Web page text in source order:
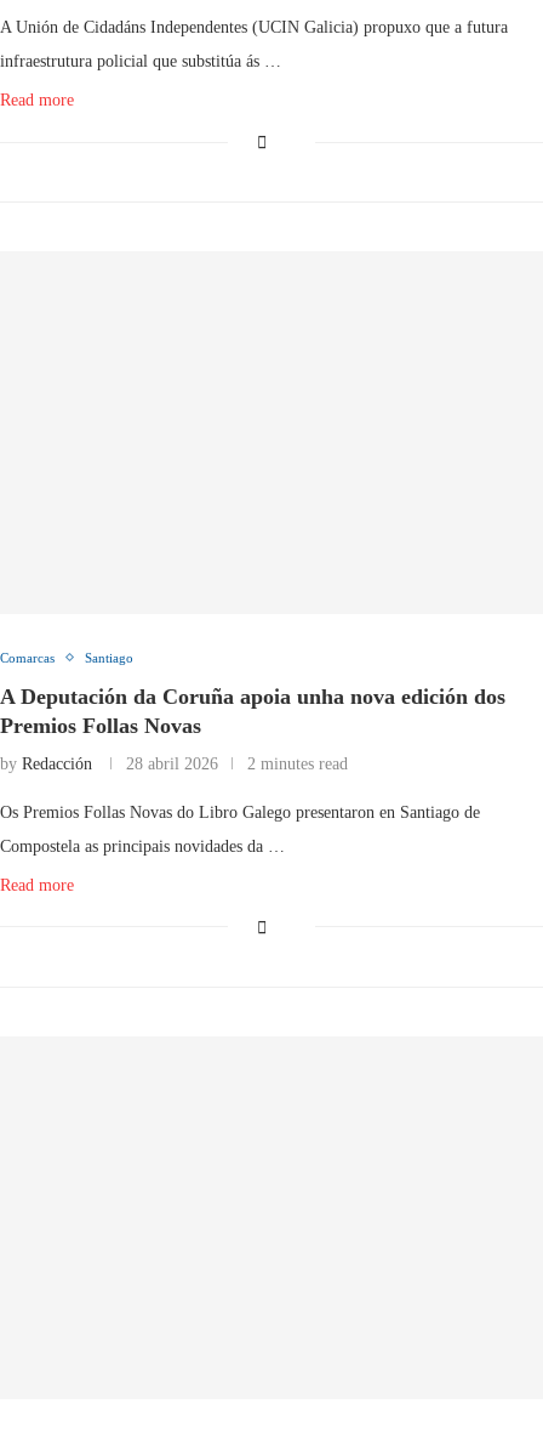
A Unión de Cidadáns Independentes (UCIN Galicia) propuxo que a futura
infraestrutura policial que substitúa ás …
Read more
Comarcas Santiago
A Deputación da Coruña apoia unha nova edición dos
Premios Follas Novas
by Redacción 28 abril 2026 2 minutes read
Os Premios Follas Novas do Libro Galego presentaron en Santiago de
Compostela as principais novidades da …
Read more